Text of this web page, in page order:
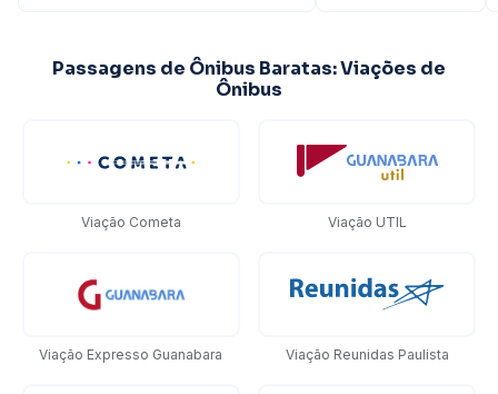
Passagens de Ônibus Baratas: Viações de
Ônibus
Viação Cometa Viação UTIL
Viação Expresso Guanabara Viação Reunidas Paulista